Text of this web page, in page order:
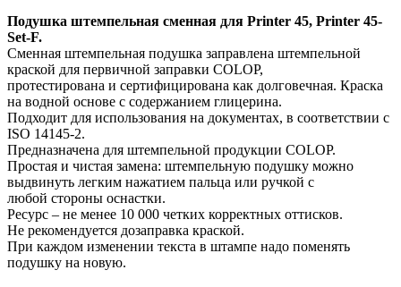
Подушка штемпельная сменная для Printer 45, Printer 45-
Set-F.
Сменная штемпельная подушка заправлена штемпельной
краской для первичной заправки COLOP,
протестирована и сертифицирована как долговечная. Краска
на водной основе с содержанием глицерина.
Подходит для использования на документах, в соответствии с
ISO 14145-2.
Предназначена для штемпельной продукции COLOP.
Простая и чистая замена: штемпельную подушку можно
выдвинуть легким нажатием пальца или ручкой с
любой стороны оснастки.
Ресурс – не менее 10 000 четких корректных оттисков.
Не рекомендуется дозаправка краской.
При каждом изменении текста в штампе надо поменять
подушку на новую.